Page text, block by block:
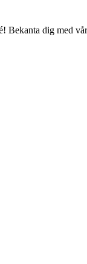
Bekanta dig med